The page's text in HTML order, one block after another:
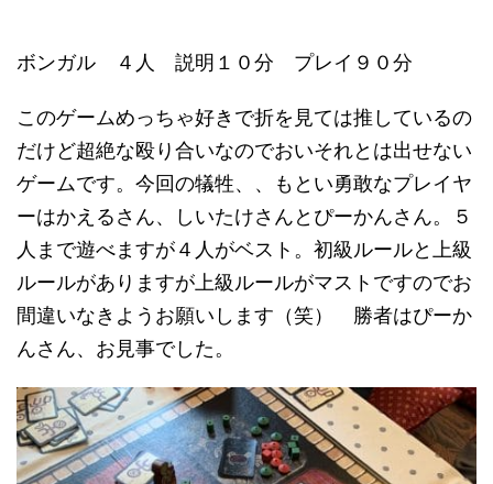
ボンガル ４人 説明１０分 プレイ９０分
このゲームめっちゃ好きで折を見ては推しているの
だけど超絶な殴り合いなのでおいそれとは出せない
ゲームです。今回の犠牲、、もとい勇敢なプレイヤ
ーはかえるさん、しいたけさんとぴーかんさん。５
人まで遊べますが４人がベスト。初級ルールと上級
ルールがありますが上級ルールがマストですのでお
間違いなきようお願いします（笑） 勝者はぴーか
んさん、お見事でした。